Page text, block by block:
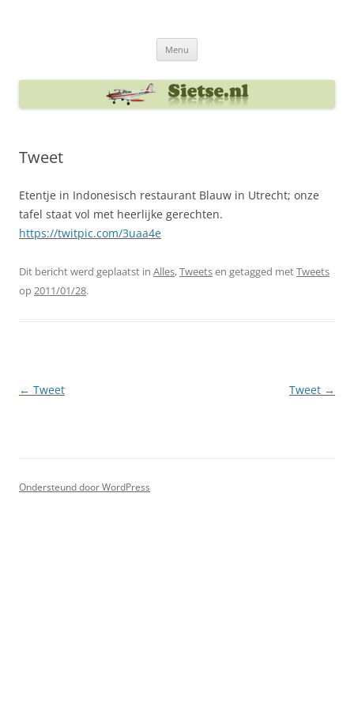
Menu
Tweet
Etentje in Indonesisch restaurant Blauw in Utrecht; onze
tafel staat vol met heerlijke gerechten.
https://twitpic.com/3uaa4e
Dit bericht werd geplaatst in Alles,Tweetsen getagged metTweets
op2011/01/28.
Berichtnavigatie
← Tweet Tweet →
Ondersteund door WordPress